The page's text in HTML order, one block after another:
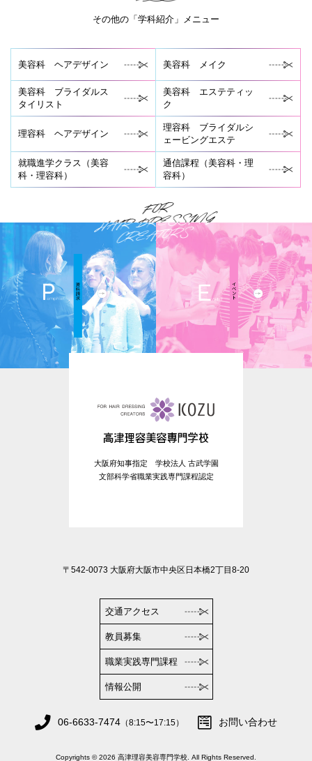
その他の「学科紹介」メニュー
美容科 ヘアデザイン 美容科 メイク
美容科 ブライダルス
タイリスト
美容科 エステティッ
ク
理容科 ヘアデザイン
理容科 ブライダルシ
ェービングエステ
就職進学クラス（美容
科・理容科）
通信課程（美容科・理
容科）
大阪府知事指定 学校法人 古武学園
文部科学省職業実践専門課程認定
〒542-0073 大阪府大阪市中央区日本橋2丁目8-20
交通アクセス
教員募集
職業実践専門課程
情報公開
06-6633-7474 （8:15〜17:15） お問い合わせ
Copyrights © 2026 高津理容美容専門学校. All Rights Reserved.